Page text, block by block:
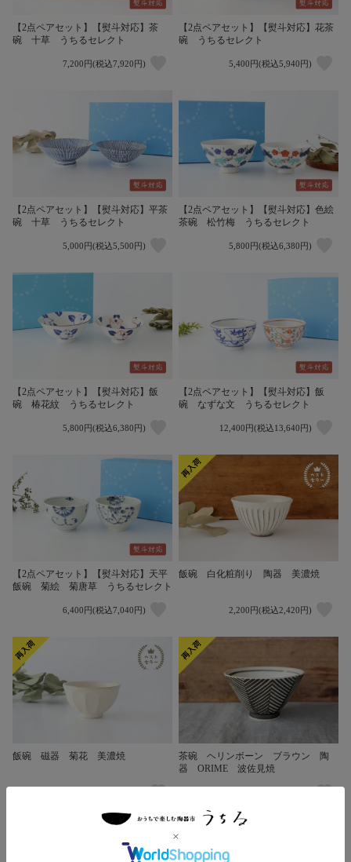
【2点ペアセット】【熨斗対応】茶
碗 十草 うちるセレクト
7,200円(税込7,920円)
【2点ペアセット】【熨斗対応】花茶
碗 うちるセレクト
5,400円(税込5,940円)
【2点ペアセット】【熨斗対応】平茶
碗 十草 うちるセレクト
5,000円(税込5,500円)
【2点ペアセット】【熨斗対応】色絵
茶碗 松竹梅 うちるセレクト
5,800円(税込6,380円)
【2点ペアセット】【熨斗対応】飯
碗 椿花紋 うちるセレクト
5,800円(税込6,380円)
【2点ペアセット】【熨斗対応】飯
碗 なずな文 うちるセレクト
12,400円(税込13,640円)
【2点ペアセット】【熨斗対応】天平
飯碗 菊絵 菊唐草 うちるセレクト
6,400円(税込7,040円)
飯碗 白化粧削り 陶器 美濃焼
2,200円(税込2,420円)
飯碗 磁器 菊花 美濃焼
茶碗 ヘリンボーン ブラウン 陶
器 ORIME 波佐見焼